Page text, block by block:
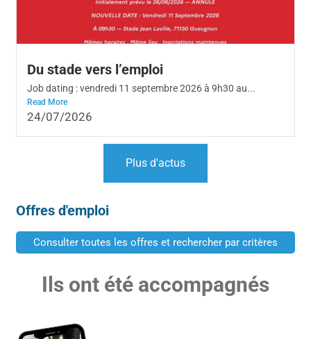
Du stade vers l’emploi
Job dating : vendredi 11 septembre 2026 à 9h30 au...
Read More
24/07/2026
Plus d'actus
Offres d'emploi
Consulter toutes les offres et rechercher par critères
Ils ont été accompagnés